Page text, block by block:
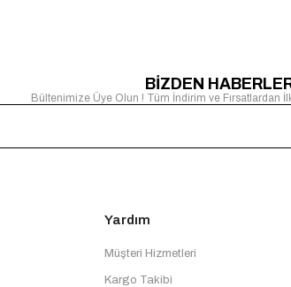
BİZDEN
Bültenimize Üye Olun ! Tüm İndirim ve Fırsatlardan
Yardım
Müşteri Hizmetleri
Kargo Takibi